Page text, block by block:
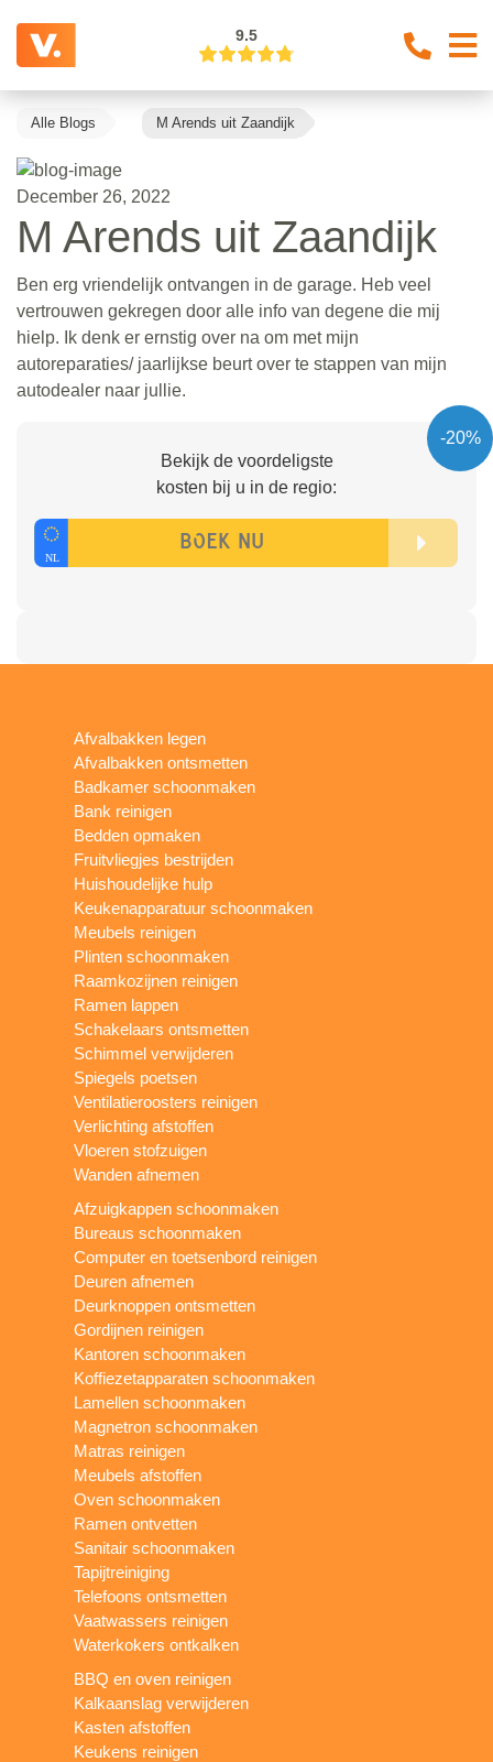
9.5
Alle Blogs M Arends uit Zaandijk
December 26, 2022
M Arends uit Zaandijk
Ben erg vriendelijk ontvangen in de garage. Heb veel
vertrouwen gekregen door alle info van degene die mij
hielp. Ik denk er ernstig over na om met mijn
autoreparaties/ jaarlijkse beurt over te stappen van mijn
autodealer naar jullie.
-20%
Bekijk de voordeligste
kosten bij u in de regio:
Afvalbakken legen
Afvalbakken ontsmetten
Badkamer schoonmaken
Bank reinigen
Bedden opmaken
Fruitvliegjes bestrijden
Huishoudelijke hulp
Keukenapparatuur schoonmaken
Meubels reinigen
Plinten schoonmaken
Raamkozijnen reinigen
Ramen lappen
Schakelaars ontsmetten
Schimmel verwijderen
Spiegels poetsen
Ventilatieroosters reinigen
Verlichting afstoffen
Vloeren stofzuigen
Wanden afnemen
Afzuigkappen schoonmaken
Bureaus schoonmaken
Computer en toetsenbord reinigen
Deuren afnemen
Deurknoppen ontsmetten
Gordijnen reinigen
Kantoren schoonmaken
Koffiezetapparaten schoonmaken
Lamellen schoonmaken
Magnetron schoonmaken
Matras reinigen
Meubels afstoffen
Oven schoonmaken
Ramen ontvetten
Sanitair schoonmaken
Tapijtreiniging
Telefoons ontsmetten
Vaatwassers reinigen
Waterkokers ontkalken
BBQ en oven reinigen
Kalkaanslag verwijderen
Kasten afstoffen
Keukens reinigen